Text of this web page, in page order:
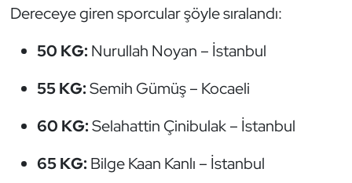
Dereceye giren sporcular şöyle sıralandı:
50 KG: Nurullah Noyan – İstanbul
55 KG:Semih Gümüş – Kocaeli
60 KG:Selahattin Çinibulak – İstanbul
65 KG: Bilge Kaan Kanlı – İstanbul